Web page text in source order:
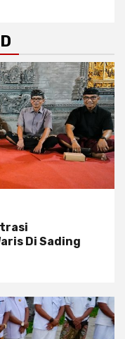
Di Sading